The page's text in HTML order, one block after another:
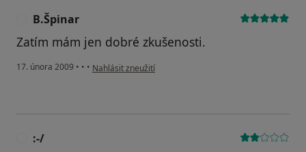
B.Špinar
Zatím mám jen dobré zkušenosti.
17. února 2009 • • • podle názoru uživatele B.Špinar
Nahlásit zneužití
:-/